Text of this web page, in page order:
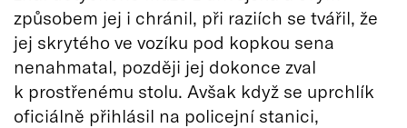
způsobem jej i chránil, při raziích se tvářil, že
jej skrytého ve vozíku pod kopkou sena
nenahmatal, později jej dokonce zval
k prostřenému stolu. Avšak když se uprchlík
oficiálně přihlásil na policejní stanici,